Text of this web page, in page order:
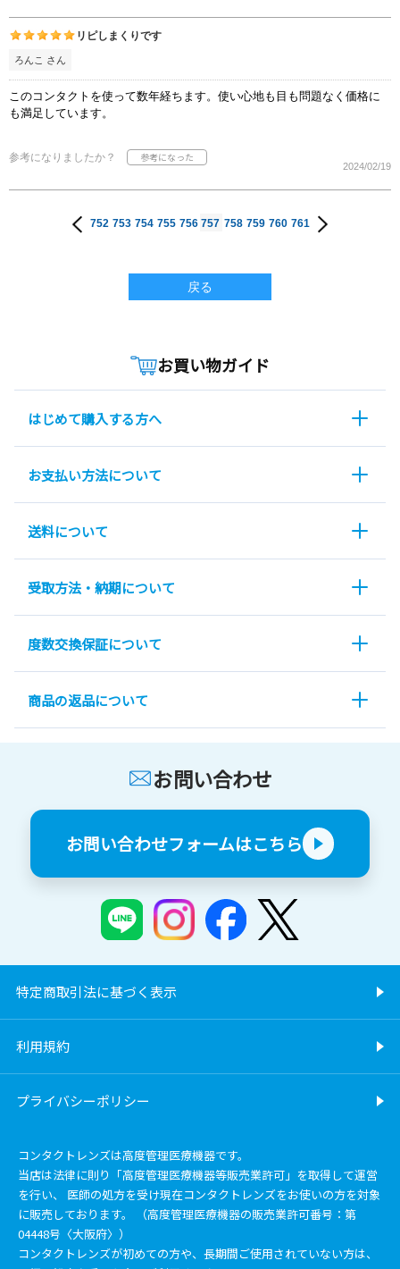
リピしまくりです
ろんこ さん
このコンタクトを使って数年経ちます。使い心地も目も問題なく価格に
も満足しています。
参考になりましたか？
2024/02/19
752 753 754 755 756 757 758 759 760 761
戻る
お買い物ガイド
はじめて購入する方へ
お支払い方法について
送料について
受取方法・納期について
度数交換保証について
商品の返品について
お問い合わせ
お問い合わせフォームはこちら
特定商取引法に基づく表示
利用規約
プライバシーポリシー
コンタクトレンズは高度管理医療機器です。
当店は法律に則り「高度管理医療機器等販売業許可」を取得して運営
を行い、 医師の処方を受け現在コンタクトレンズをお使いの方を対象
に販売しております。 （高度管理医療機器の販売業許可番号：第
04448号〈大阪府〉）
コンタクトレンズが初めての方や、長期間ご使用されていない方は、